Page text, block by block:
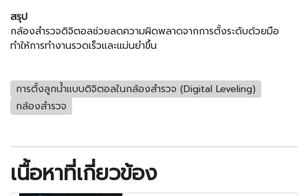
สรุป
กล้องสำรวจดิจิตอลช่วยลดความผิดพลาดจากการตั้งระดับด้วยมือ
ทำให้การทำงานรวดเร็วและแม่นยำขึ้น
การตั้งลูกน้ำแบบดิจิตอลในกล้องสำรวจ (Digital Leveling)
กล้องสำรวจ
เนื้อหาที่เกี่ยวข้อง